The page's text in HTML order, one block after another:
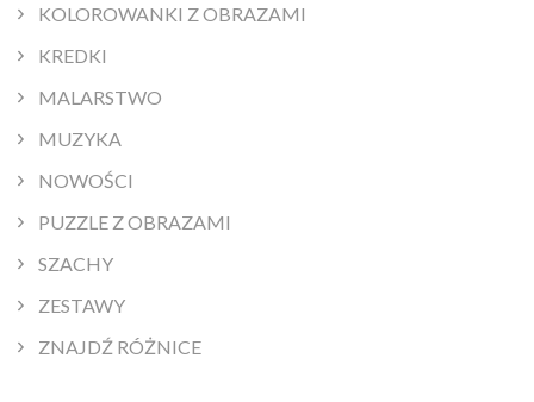
KOLOROWANKI Z OBRAZAMI
KREDKI
MALARSTWO
MUZYKA
NOWOŚCI
PUZZLE Z OBRAZAMI
SZACHY
ZESTAWY
ZNAJDŹ RÓŻNICE